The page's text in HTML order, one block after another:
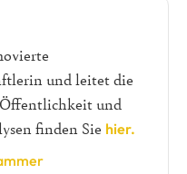
und leitet die
und
finden Sie hier.